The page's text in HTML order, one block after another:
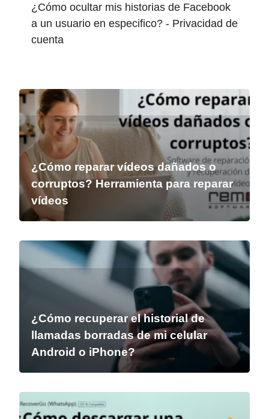
¿Cómo ocultar mis historias de Facebook
a un usuario en especifico? - Privacidad de
cuenta
¿Cómo reparar vídeos dañados o
corruptos? Herramienta para reparar
vídeos
¿Cómo recuperar el historial de
llamadas borradas de mi celular
Android o iPhone?